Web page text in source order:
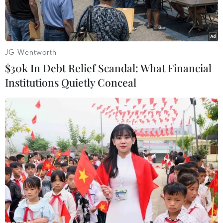
tài sản.
Khu đô thị mới Thủ Thiêm sau hơn 20 năm quy hoạch. (Ảnh:
Quang Nhựt/TTXVN)
Cơn “sang chấn tâm lý” giá đất Thủ Thiêm cao
ngất ngưởng (2,45 tỷ đồng/m2) trong phiên đấu
JG Wentworth
$30k In Debt Relief Scandal: What Financial
Institutions Quietly Conceal